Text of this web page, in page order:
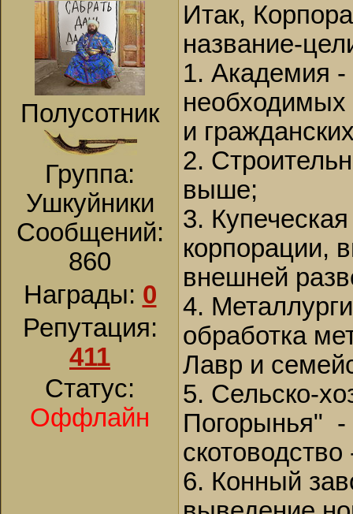
Полусотник
Группа:
Ушкуйники
Сообщений:
860
Награды: 0
Репутация:
411
Статус:
Оффлайн
Итак,
название-
1. Академия -
необходимых
и
2.
выше;
3.
корпорации,
внешней
4.
обработка
Лавр и
5. Сельско-
Погорынья" -
6. Конный